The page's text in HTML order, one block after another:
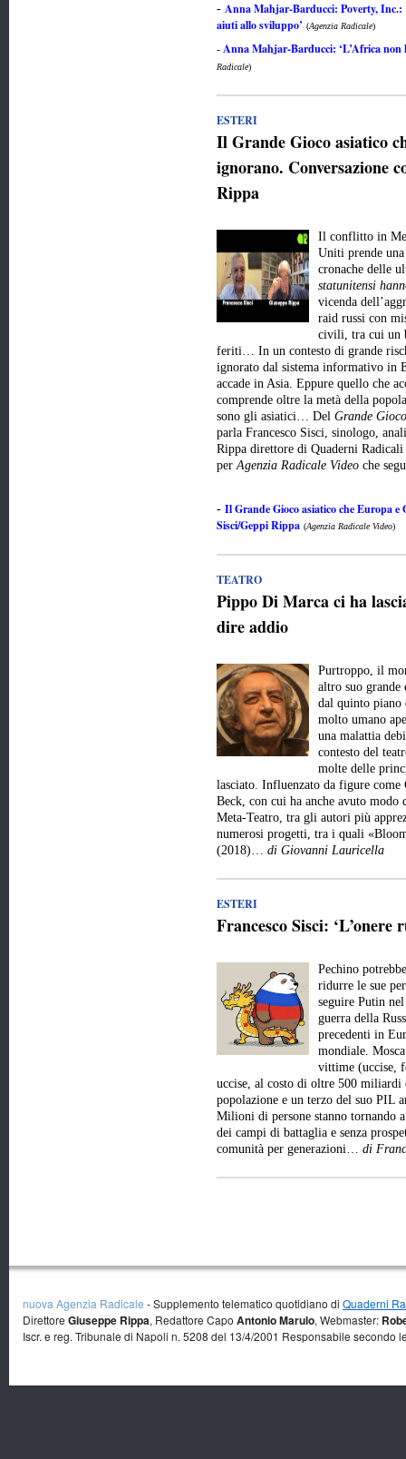
- Anna Mahjar-Barducci: Poverty, Inc.:
aiuti allo sviluppo’ (Agenzia Radicale)
- Anna Mahjar-Barducci: ‘L’Africa
Radicale)
ESTERI
Il Grande Gioco asiatico
ignorano. Conversazione
Rippa
Il conflitto in
Uniti prende
cronache delle
statunitensi
vicenda
raid russi con
civili, tra cui un
feriti… In un contesto di grande
ignorato dal sistema informativo in
accade in Asia. Eppure quello che
comprende oltre la metà della
sono gli asiatici… Del Grande
parla Francesco Sisci, sinologo,
Rippa direttore di Quaderni Radicali
perAgenzia Radicale Video che
- Il Grande Gioco asiatico che Europa e
Sisci/Geppi Rippa (Agenzia Radicale Video)
TEATRO
Pippo Di Marca ci ha
dire addio
Purtroppo, il
altro suo grande
dal quinto piano
molto umano
una malattia
contesto del
molte delle
lasciato. Influenzato da figure come
Beck, con cui ha anche avuto
Meta-Teatro, tra gli autori più
numerosi progetti, tra i quali
(2018)… di Giovanni Lauricella
ESTERI
Francesco Sisci: ‘L’onere
Pechino
ridurre le sue
seguire Putin nel
guerra della
precedenti in
mondiale.
vittime (uccise,
uccise, al costo di oltre 500
popolazione e un terzo del suo PIL
Milioni di persone stanno tornando
dei campi di battaglia e senza
comunità per generazioni… di
nuova Agenzia Radicale - Supplemento telematico quotidiano di Quaderni
Direttore Giuseppe Rippa, Redattore Capo Antonio Marulo, Webmaster:
Iscr. e reg. Tribunale di Napoli n. 5208 del 13/4/2001 Responsabile secondo